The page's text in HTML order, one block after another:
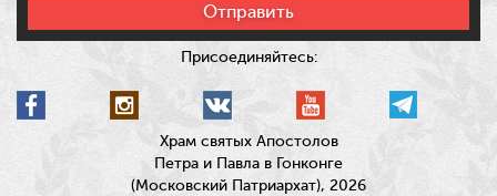
Отправить
Присоединяйтесь:
Храм святых Апостолов
Петра и Павла в Гонконге
(Московский Патриархат), 2026